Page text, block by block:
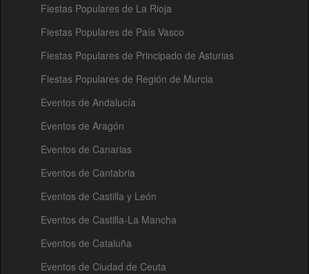
Fiestas Populares de La Rioja
Fiestas Populares de País Vasco
Fiestas Populares de Principado de Asturias
Fiestas Populares de Región de Murcia
Eventos de Andalucía
Eventos de Aragón
Eventos de Canarias
Eventos de Cantabria
Eventos de Castilla y León
Eventos de Castilla-La Mancha
Eventos de Cataluña
Eventos de Ciudad de Ceuta